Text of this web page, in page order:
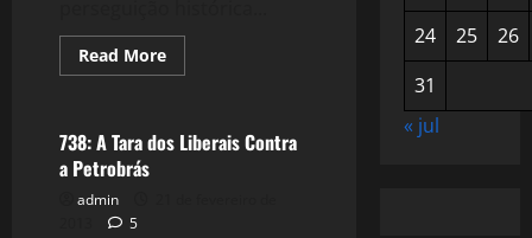
Read MoreRead
more
a
Jovem
Crise 2.0
738: A Tara dos Liberais Contra
a Petrobrás
admin
5
24
25
26
31
« jul